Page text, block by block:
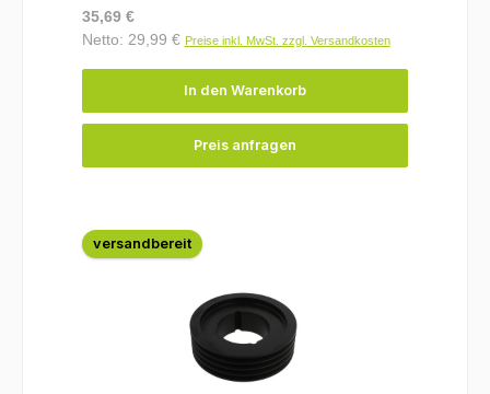
Regulärer Preis:
35,69 €
Netto: 29,99 € Preise inkl. MwSt. zzgl. Versandkosten
In den Warenkorb
Preis anfragen
versandbereit